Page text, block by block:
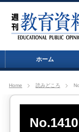
ホーム
Home 読みどころ